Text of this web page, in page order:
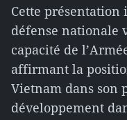
Cette présentation
défense nationale
capacité de
affirmant la
Vietnam dans son
développement